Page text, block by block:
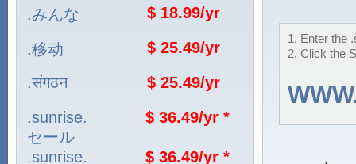
.みんな $ 18.99/yr
.移动
$ 25.49/yr
.संगठन
$ 25.49/yr
.sunrise.
セール
$ 36.49/yr *
.sunrise.
$ 36.49/yr *
1. Enter the
2. Click the